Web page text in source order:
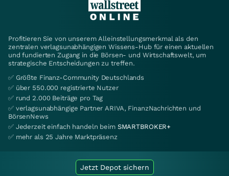
Profitieren Sie von unserem Alleinstellungsmerkmal als den
zentralen verlagsunabhängigen Wissens-Hub für einen aktuellen
und fundierten Zugang in die Börsen- und Wirtschaftswelt, um
strategische Entscheidungen zu treffen.
✅ Größte Finanz-Community Deutschlands
✅ über 550.000 registrierte Nutzer
✅ rund 2.000 Beiträge pro Tag
✅ verlagsunabhängige Partner ARIVA, FinanzNachrichten und
BörsenNews
✅ Jederzeit einfach handeln beim SMARTBROKER+
✅ mehr als 25 Jahre Marktpräsenz
Jetzt Depot sichern